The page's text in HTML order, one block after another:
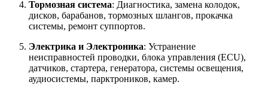
Тормозная система: Диагностика, замена колодок,
дисков, барабанов, тормозных шлангов, прокачка
системы, ремонт суппортов.
Электрика и Электроника: Устранение
неисправностей проводки, блока управления (ECU),
датчиков, стартера, генератора, системы освещения,
аудиосистемы, парктроников, камер.